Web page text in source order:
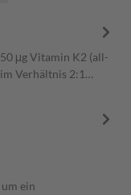
μg Vitamin K2 (all-
Verhältnis 2:1…
ein